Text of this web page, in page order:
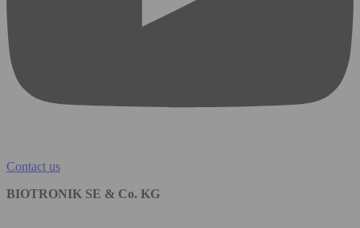
Contact us
BIOTRONIK SE & Co. KG